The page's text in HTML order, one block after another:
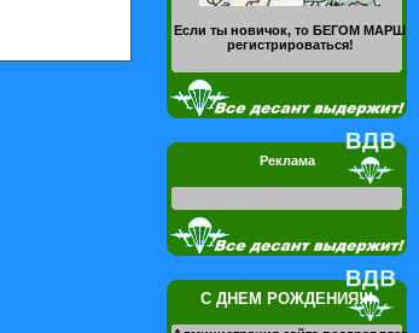
Если ты новичок, то БЕГОМ МАРШ
регистрироваться!
Реклама
С ДНЕМ РОЖДЕНИЯ!!!